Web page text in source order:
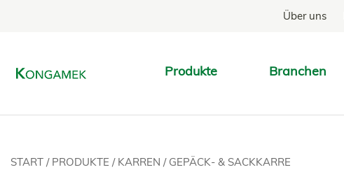
Über uns
Produkte Branchen
START / PRODUKTE / KARREN / GEPÄCK- & SACKKARRE